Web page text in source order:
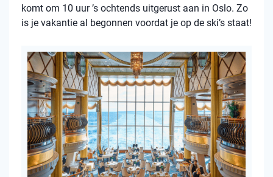
komt om 10 uur ’s ochtends uitgerust aan in Oslo. Zo
is je vakantie al begonnen voordat je op de ski’s staat!